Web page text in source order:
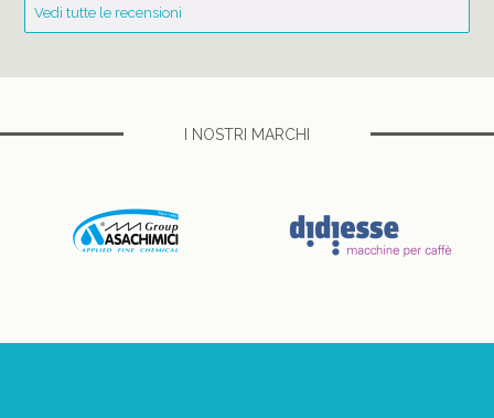
Vedi tutte le recensioni
I NOSTRI MARCHI